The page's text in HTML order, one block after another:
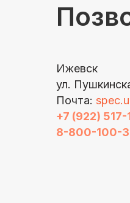
Ижевск
ул.
Почта:
+7 (922) 517-
8-800-100-